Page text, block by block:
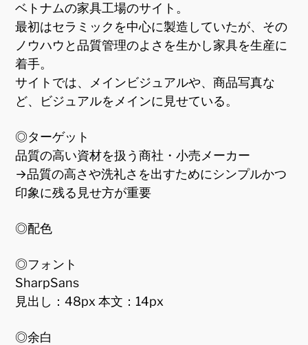
ベトナムの家具工場のサイト。
最初はセラミックを中心に製造していたが、その
ノウハウと品質管理のよさを生かし家具を生産に
着手。
サイトでは、メインビジュアルや、商品写真な
ど、ビジュアルをメインに見せている。
◎ターゲット
品質の高い資材を扱う商社・小売メーカー
→品質の高さや洗礼さを出すためにシンプルかつ
印象に残る見せ方が重要
◎配色
◎フォント
SharpSans
見出し：48px 本文：14px
◎余白